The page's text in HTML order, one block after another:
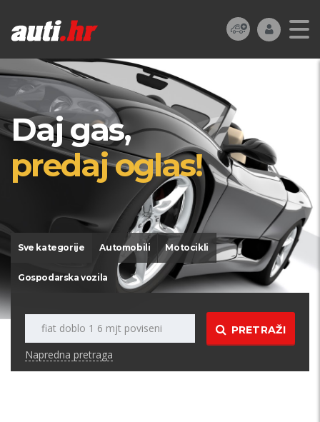
Daj gas,
predaj oglas!
Sve kategorije Automobili Motocikli
Gospodarska vozila
PRETRAŽI
Napredna pretraga